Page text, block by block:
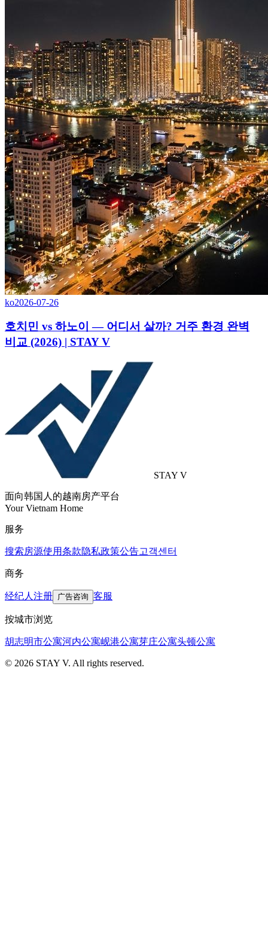
ko2026-07-26
호치민 vs 하노이 — 어디서 살까? 거주 환경 완벽
비교 (2026) | STAY V
STAY V
面向韩国人的越南房产平台
Your Vietnam Home
服务
搜索房源使用条款隐私政策公告고객센터
商务
经纪人注册 广告咨询 客服
按城市浏览
胡志明市公寓河内公寓岘港公寓芽庄公寓头顿公寓
© 2026 STAY V. All rights reserved.